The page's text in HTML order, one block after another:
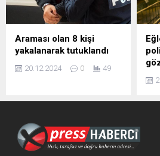
Araması olan 8 kişi
yakalanarak tutuklandı
20.12.2024 0 49